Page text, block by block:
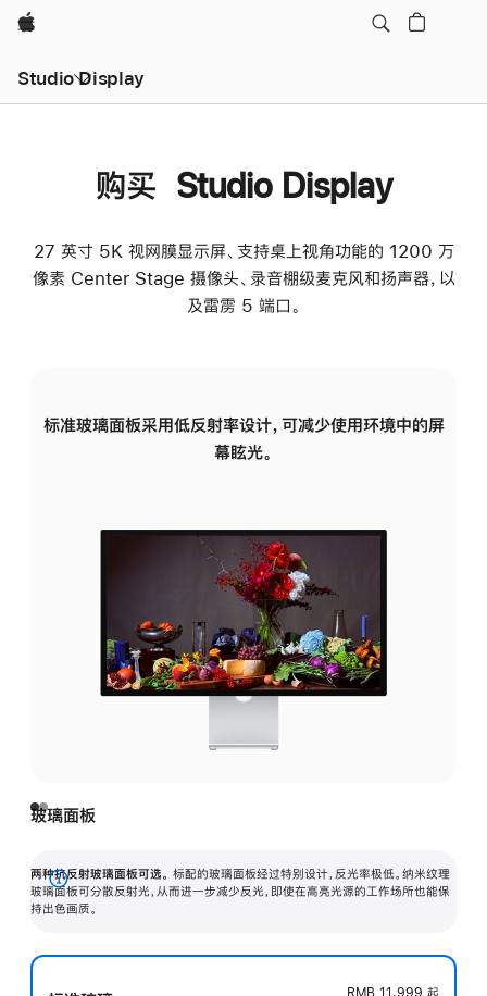
Apple
Studio Display
购买 Studio Display
27 英寸 5K 视网膜显示屏、支持桌上视角功能的 1200 万
像素 Center Stage 摄像头、录音棚级麦克风和扬声器，以
及雷雳 5 端口。
标准玻璃面板采用低反射率设计，可减少使用环境中的屏
幕眩光。
玻璃面板
两种抗反射玻璃面板可选。 标配的玻璃面板经过特别设计，反光率极低。纳米纹理
玻璃面板可分散反射光，从而进一步减少反光，即使在高亮光源的工作场所也能保
持出色画质。
展
开
RMB 11,999 起